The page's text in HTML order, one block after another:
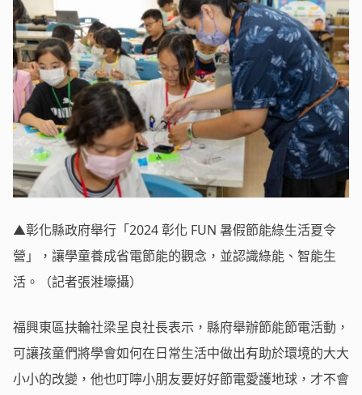
▲彰化縣政府舉行「2024 彰化 FUN 暑假節能綠生活夏令
營」，讓學童養成省電節能的觀念，並認識綠能、智能生
活。（記者張溎壕攝）
福興東區扶輪社梁呈良社長表示，縣府舉辦節能節電活動，
可讓孩童們將學會如何在日常生活中做出有助於環境的大大
小小的改變，他也叮嚀小朋友要好好節電愛護地球，才不會